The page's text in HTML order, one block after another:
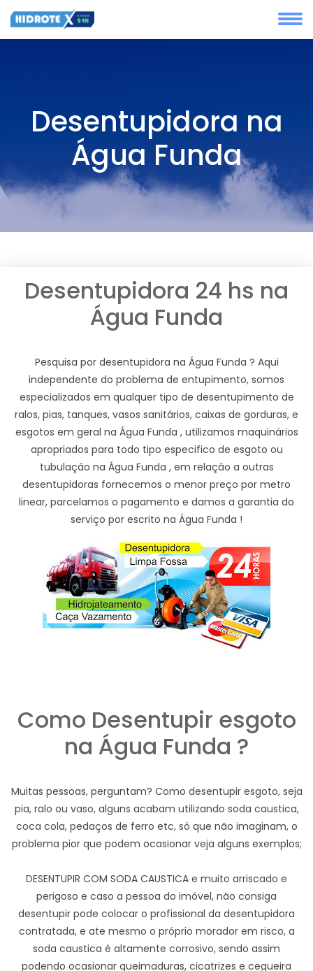
Desentupidora na
Água Funda
Desentupidora 24 hs na
Água Funda
Pesquisa por desentupidora na Água Funda ? Aqui
independente do problema de entupimento, somos
especializados em qualquer tipo de desentupimento de
ralos, pias, tanques, vasos sanitários, caixas de gorduras, e
esgotos em geral na Água Funda , utilizamos maquinários
apropriados para todo tipo especifico de esgoto ou
tubulação na Água Funda , em relação a outras
desentupidoras fornecemos o menor preço por metro
linear, parcelamos o pagamento e damos a garantia do
serviço por escrito na Água Funda !
Como Desentupir esgoto
na Água Funda ?
Muitas pessoas, perguntam? Como desentupir esgoto, seja
pia, ralo ou vaso, alguns acabam utilizando soda caustica,
coca cola, pedaços de ferro etc, só que não imaginam, o
problema pior que podem ocasionar veja alguns exemplos;
DESENTUPIR COM SODA CAUSTICA e muito arriscado e
perigoso e caso a pessoa do imóvel, não consiga
desentupir pode colocar o profissional da desentupidora
contratada, e ate mesmo o próprio morador em risco, a
soda caustica é altamente corrosivo, sendo assim
podendo ocasionar queimaduras, cicatrizes e cegueira